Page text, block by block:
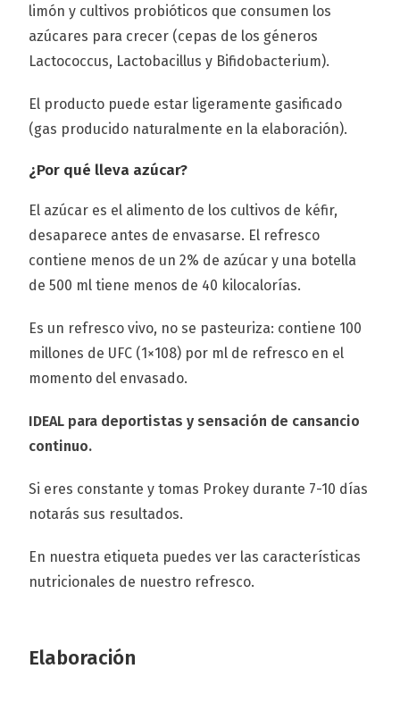
limón y cultivos probióticos que consumen los
azúcares para crecer (cepas de los géneros
Lactococcus, Lactobacillus y Bifidobacterium).
El producto puede estar ligeramente gasificado
(gas producido naturalmente en la elaboración).
¿Por qué lleva azúcar?
El azúcar es el alimento de los cultivos de kéfir,
desaparece antes de envasarse. El refresco
contiene menos de un 2% de azúcar y una botella
de 500 ml tiene menos de 40 kilocalorías.
Es un refresco vivo, no se pasteuriza: contiene 100
millones de UFC (1×108) por ml de refresco en el
momento del envasado.
IDEAL para deportistas y sensación de cansancio
continuo.
Si eres constante y tomas Prokey durante 7-10 días
notarás sus resultados.
En nuestra etiqueta puedes ver las características
nutricionales de nuestro refresco.
Elaboración